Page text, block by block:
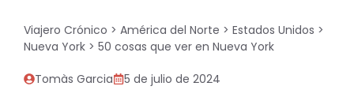
Viajero Crónico > América del Norte > Estados Unidos >
Nueva York > 50 cosas que ver en Nueva York
Tomàs Garcia 5 de julio de 2024